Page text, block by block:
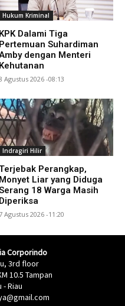
Hukum Kriminal
KPK Dalami Tiga
Pertemuan Suhardiman
dengan Menteri
Kehutanan
Agustus 2026 -08:13
Indragiri Hilir
Perangkap,
Monyet Liar yang Diduga
18 Warga Masih
Diperiksa
Agustus 2026 -11:20
Corporindo
3rd floor
10.5 Tampan
Riau